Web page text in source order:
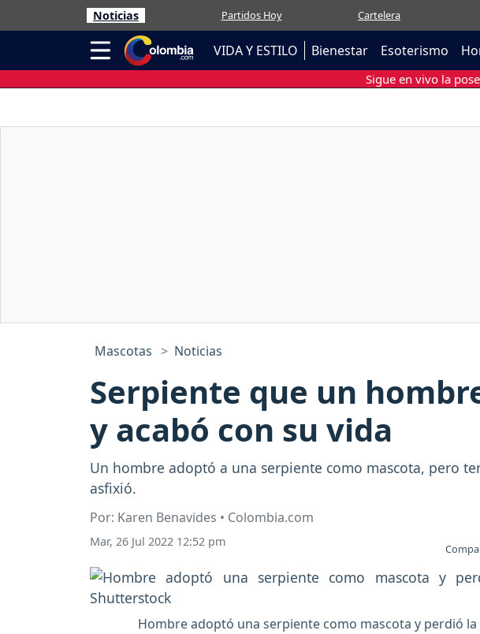
Noticias Partidos Hoy Cartelera
VIDA Y ESTILO Bienestar Esoterismo
Sigue en vivo la
Mascotas Noticias
Serpiente que un
y acabó con su vida
Un hombre adoptó a una serpiente como mascota, pero
asfixió.
Por: Karen Benavides • Colombia.com
Mar, 26 Jul 2022 12:52 pm
Hombre adoptó una serpiente como mascota y perdió